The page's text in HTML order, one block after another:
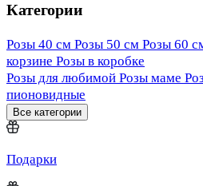
Категории
Розы 40 см Розы 50 см Розы 60
корзине Розы в коробке
Розы для любимой Розы маме
пионовидные
Все категории
Подарки